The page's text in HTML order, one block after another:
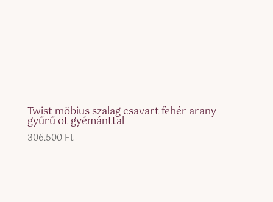
Twist möbius szalag csavart fehér arany
gyűrű öt gyémánttal
306.500 Ft